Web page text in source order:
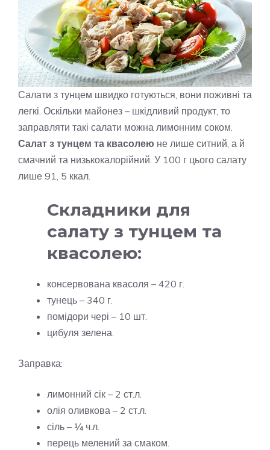
Салати з тунцем швидко готуються, вони поживні та
легкі. Оскільки майонез – шкідливий продукт, то
заправляти такі салати можна лимонним соком.
Салат з тунцем та квасолею не лише ситний, а й
смачний та низькокалорійний. У 100 г цього салату
лише 91, 5 ккал.
Складники для
салату з тунцем та
квасолею:
консервована квасоля – 420 г.
тунець – 340 г.
помідори чері – 10 шт.
цибуля зелена.
Заправка:
лимонний сік – 2 ст.л.
олія оливкова – 2 ст.л.
сіль – ¼ ч.л.
перець мелений за смаком.